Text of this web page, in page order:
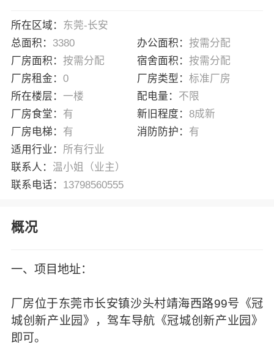
所在区域： 东莞-长安
总面积： 3380 办公面积： 按需分配
厂房面积： 按需分配 宿舍面积： 按需分配
厂房租金： 0 厂房类型： 标准厂房
所在楼层： 一楼 配电量： 不限
厂房食堂： 有 新旧程度： 8成新
厂房电梯： 有 消防防护： 有
适用行业： 所有行业
联系人： 温小姐（业主）
联系电话： 13798560555
概况
一、项目地址：
厂房位于东莞市长安镇沙头村靖海西路99号《冠
城创新产业园》，驾车导航《冠城创新产业园》
即可。